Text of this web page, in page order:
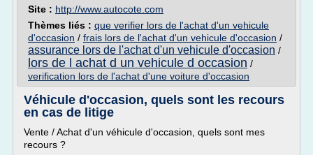
Site : http://www.autocote.com
Thèmes liés : que verifier lors de l'achat d'un vehicule
d'occasion / frais lors de l'achat d'un vehicule d'occasion /
assurance lors de l'achat d'un vehicule d'occasion /
lors de l achat d un vehicule d occasion /
verification lors de l'achat d'une voiture d'occasion
Véhicule d'occasion, quels sont les recours
en cas de litige
Vente / Achat d'un véhicule d'occasion, quels sont mes
recours ?